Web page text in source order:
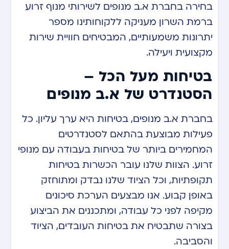
בחירה בחברת א.ב מנופים לשירותי מנוף זרוע
ברמת השרון מעניקה ללקוחותינו מספר
יתרונות משמעותיים, המבטיחים חוויית שירות
מקצועית ויעילה.
בטיחות מעל הכל –
הסטנדרט של א.ב מנופים
בחברת א.ב מנופים, בטיחות היא ערך עליון. כל
פעילות מבוצעת בהתאם לסטנדרטים
המחמירים ביותר של בטיחות בעבודה עם מנופי
זרוע. הצוות שלנו עובר הכשרות בטיחות
תקופתיות, וכל הציוד שלנו נבדק ומתוחזק
באופן קבוע. אנו מבצעים הערכת סיכונים
מקיפה לפני כל עבודה, ומתכננים את הביצוע
בצורה שתבטיח את בטיחות העובדים, הציוד
והסביבה.